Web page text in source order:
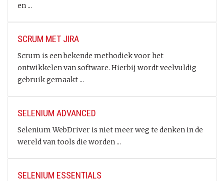
en ...
SCRUM MET JIRA
Scrum is een bekende methodiek voor het
ontwikkelen van software. Hierbij wordt veelvuldig
gebruik gemaakt ...
SELENIUM ADVANCED
Selenium WebDriver is niet meer weg te denken in de
wereld van tools die worden ...
SELENIUM ESSENTIALS